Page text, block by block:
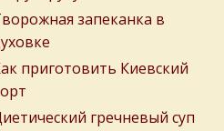
запеканка в
приготовить Киевский
гречневый суп